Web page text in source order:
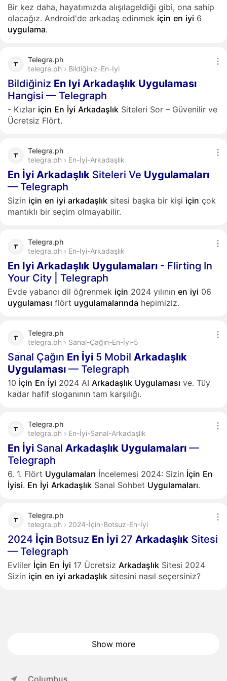
Bir kez daha, hayatımızda alışılageldiği gibi, ona sahip
olacağız. Android'de arkadaş edinmek için en iyi 6
uygulama.
Telegra.ph
telegra.ph › Bildiğiniz-En-Iyi
Bildiğiniz En Iyi Arkadaşlık Uygulaması
Hangisi — Telegraph
- Kızlar için En İyi Arkadaşlık Siteleri Sor – Güvenilir ve
Ücretsiz Flört.
Telegra.ph
telegra.ph › En-İyi-Arkadaşlık
En İyi Arkadaşlık Siteleri Ve Uygulamaları
— Telegraph
Sizin için en iyi arkadaşlık sitesi başka bir kişi için çok
mantıklı bir seçim olmayabilir.
Telegra.ph
telegra.ph › En-Iyi-Arkadaşlık
En Iyi Arkadaşlık Uygulamaları - Flirting In
Your City | Telegraph
Evde yabancı dil öğrenmek için 2024 yılının en iyi 06
uygulaması flört uygulamalarında hepimiziz.
Telegra.ph
telegra.ph › Sanal-Çağın-En-İyi-5
Sanal Çağın En İyi 5 Mobil Arkadaşlık
Uygulaması — Telegraph
10 İçin En İyi 2024 AI Arkadaşlık Uygulaması ve. Tüy
kadar hafif sloganının tam karşılığı.
Telegra.ph
telegra.ph › En-İyi-Sanal-Arkadaşlık
En İyi Sanal Arkadaşlık Uygulamaları —
Telegraph
6. 1. Flört Uygulamaları İncelemesi 2024: Sizin İçin En
İyisi. En İyi Arkadaşlık Sanal Sohbet Uygulamaları.
Telegra.ph
telegra.ph › 2024-İçin-Botsuz-En-İyi
2024 İçin Botsuz En İyi 27 Arkadaşlık Sitesi
— Telegraph
Evliler İçin En İyi 17 Ücretsiz Arkadaşlık Sitesi 2024
Sizin için en iyi arkadaşlık sitesini nasıl seçersiniz?
Show more
Columbus